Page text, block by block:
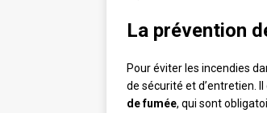
La prévention
Pour éviter les incendies
de sécurité et d’entretien.
de fumée, qui sont